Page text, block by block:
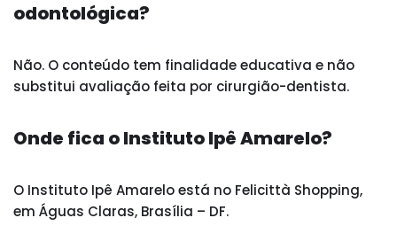
odontológica?
Não. O conteúdo tem finalidade educativa e não
substitui avaliação feita por cirurgião-dentista.
Onde fica o Instituto Ipê Amarelo?
O Instituto Ipê Amarelo está no Felicittà Shopping,
em Águas Claras, Brasília – DF.